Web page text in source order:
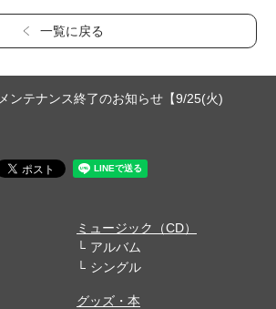
一覧に戻る
メンテナンス終了のお知らせ【9/25(火)
ミュージック（CD）
アルバム
シングル
グッズ・本